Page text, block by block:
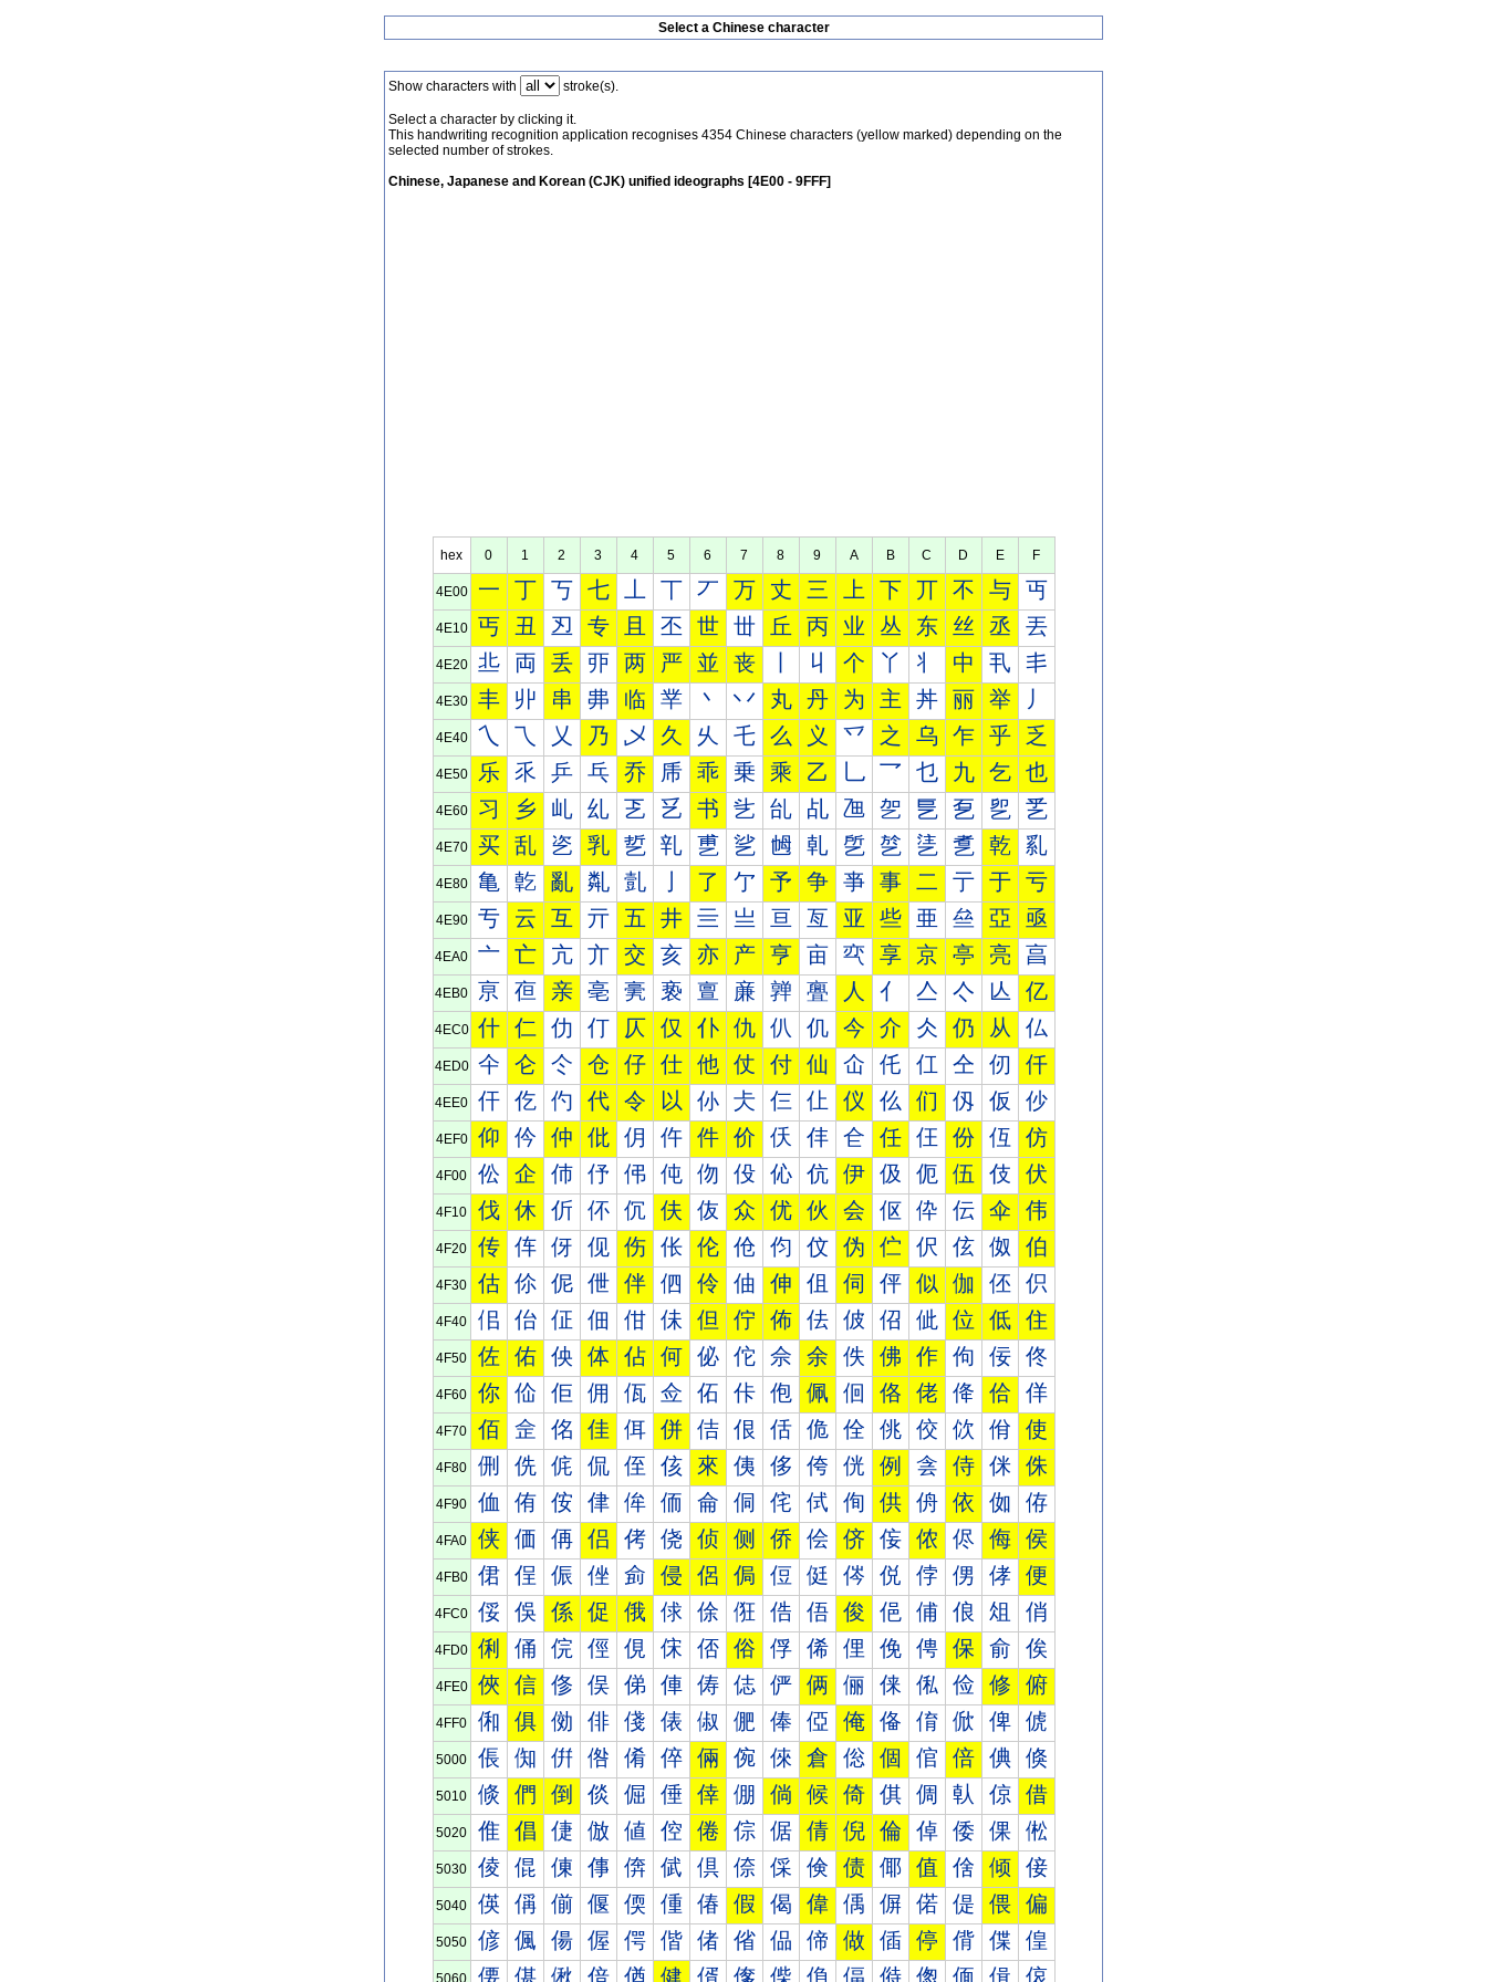
Select a Chinese character
Show characters with stroke(s).
Select a character by clicking it.
This handwriting recognition application recognises 4354 Chinese characters (yellow marked) depending on the
selected number of strokes.
Chinese, Japanese and Korean (CJK) unified ideographs [4E00 - 9FFF]
hex 0 1 2 3 4 5 6 7 8 9 A B C D E F
4E00 一 丁 丂 七 丅 丆 万 丈 三 上 下 丌 不 与 丏
4E10 丐 丑 丒 专 且 丕 世 丗 丘 丙 业 丛 东 丝 丞 丟
4E20 丠 両 丢 丣 两 严 並 丧 丩 个 丫 丬 中 丮 丯
4E30 丰 丱 串 丳 临 丵 丶 丷 丸 丹 为 主 丼 丽 举 丿
4E40 乀 乁 乂 乃 乄 久 乆 乇 么 义 乊 之 乌 乍 乎 乏
4E50 乐 乑 乒 乓 乔 乕 乖 乗 乘 乙 乚 乛 乜 九 乞 也
4E60 习 乡 乢 乣 乤 乥 书 乧 乨 乩 乪 乫 乬 乭 乮 乯
4E70 买 乱 乲 乳 乴 乵 乶 乷 乸 乹 乺 乻 乼 乽 乾 乿
4E80 亀 亁 亂 亃 亄 了 亇 予 争 亊 事 二 亍 于 亏
4E90 亐 云 互 亓 五 井 亖 亗 亘 亙 亚 些 亜 亝 亞 亟
4EA0 亠 亡 亢 亣 交 亥 亦 产 亨 亩 亪 享 京 亭 亮 亯
4EB0 亰 亱 亲 亳 亴 亵 亶 亷 亸 亹 人 亻 亼 亽 亾 亿
4EC0 什 仁 仂 仃 仄 仅 仆 仇 仈 仉 今 介 仌 仍 从 仏
4ED0 仐 仑 仒 仓 仔 仕 他 仗 付 仙 仚 仛 仜 仝 仞 仟
4EE0 仠 仡 仢 代 令 以 仦 仧 仨 仩 仪 仫 们 仭 仮 仯
4EF0 仰 仱 仲 仳 仴 仵 件 价 仸 仹 仺 任 仼 份 仾 仿
4F00 伀 企 伂 伃 伄 伅 伆 伇 伈 伉 伊 伋 伌 伍 伎 伏
4F10 伐 休 伒 伓 伔 伕 伖 众 优 伙 会 伛 伜 伝 伞 伟
4F20 传 伡 伢 伣 伤 伥 伦 伧 伨 伩 伪 伫 伬 伭 伮 伯
4F30 估 伱 伲 伳 伴 伵 伶 伷 伸 伹 伺 伻 似 伽 伾 伿
4F40 佀 佁 佂 佃 佄 佅 但 佇 佈 佉 佊 佋 佌 位 低 住
4F50 佐 佑 佒 体 佔 何 佖 佗 佘 余 佚 佛 作 佝 佞 佟
4F60 你 佡 佢 佣 佤 佥 佦 佧 佨 佩 佪 佫 佬 佭 佮 佯
4F70 佰 佱 佲 佳 佴 併 佶 佷 佸 佹 佺 佻 佼 佽 佾 使
4F80 侀 侁 侂 侃 侄 侅 來 侇 侈 侉 侊 例 侌 侍 侎 侏
4F90 侐 侑 侒 侓 侔 侕 侖 侗 侘 侙 侚 供 侜 依 侞 侟
4FA0 侠 価 侢 侣 侤 侥 侦 侧 侨 侩 侪 侫 侬 侭 侮 侯
4FB0 侰 侱 侲 侳 侴 侵 侶 侷 侸 侹 侺 侻 侼 侽 侾 便
4FC0 俀 俁 係 促 俄 俅 俆 俇 俈 俉 俊 俋 俌 俍 俎 俏
4FD0 俐 俑 俒 俓 俔 俕 俖 俗 俘 俙 俚 俛 俜 保 俞 俟
4FE0 俠 信 俢 俣 俤 俥 俦 俧 俨 俩 俪 俫 俬 俭 修 俯
4FF0 俰 俱 俲 俳 俴 俵 俶 俷 俸 俹 俺 俻 俼 俽 俾 俿
5000 倀 倁 倂 倃 倄 倅 倆 倇 倈 倉 倊 個 倌 倍 倎 倏
5010 倐 們 倒 倓 倔 倕 倖 倗 倘 候 倚 倛 倜 倝 倞 借
5020 倠 倡 倢 倣 値 倥 倦 倧 倨 倩 倪 倫 倬 倭 倮 倯
5030 倰 倱 倲 倳 倴 倵 倶 倷 倸 倹 债 倻 值 倽 倾 倿
5040 偀 偁 偂 偃 偄 偅 偆 假 偈 偉 偊 偋 偌 偍 偎 偏
5050 偐 偑 偒 偓 偔 偕 偖 偗 偘 偙 做 偛 停 偝 偞 偟
5060 偠 偡 偢 偣 偤 健 偦 偧 偨 偩 偪 偫 偬 偭 偮 偯